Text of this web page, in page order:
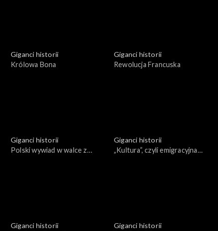
Giganci historii
Królowa Bona
Giganci historii
Rewolucja Francuska
Giganci historii
Polski wywiad w walce z
Giganci historii
„Kultura”, czyli emigracyjna
Giganci historii
Giganci historii